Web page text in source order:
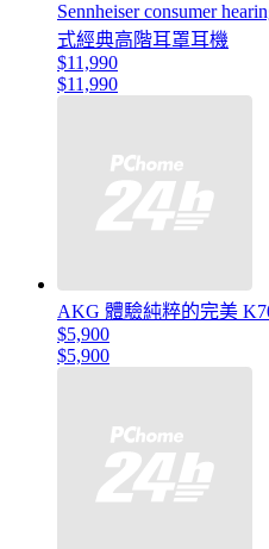
Sennheiser consumer
式經典高階耳罩耳機
$11,990
$11,990
AKG 體驗純粹的完美
$5,900
$5,900